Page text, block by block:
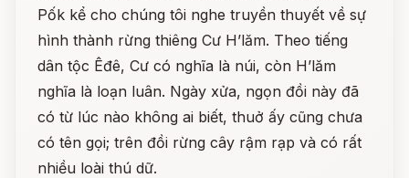
Pốk kể cho chúng tôi nghe truyền thuyết về sự
hình thành rừng thiêng Cư H’lăm. Theo tiếng
dân tộc Êđê, Cư có nghĩa là núi, còn H’lăm
nghĩa là loạn luân. Ngày xửa, ngọn đồi này đã
có từ lúc nào không ai biết, thuở ấy cũng chưa
có tên gọi; trên đồi rừng cây rậm rạp và có rất
nhiều loài thú dữ.